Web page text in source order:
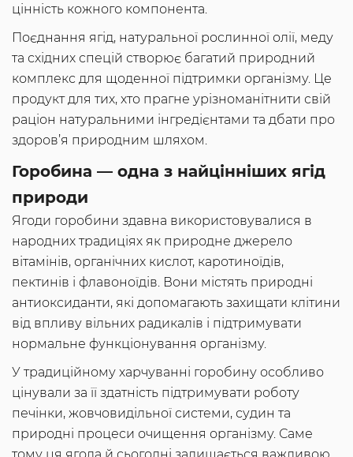
цінність кожного компонента.
Поєднання ягід, натуральної рослинної олії, меду
та східних спецій створює багатий природний
комплекс для щоденної підтримки організму. Це
продукт для тих, хто прагне урізноманітнити свій
раціон натуральними інгредієнтами та дбати про
здоров’я природним шляхом.
Горобина — одна з найцінніших ягід
природи
Ягоди горобини здавна використовувалися в
народних традиціях як природне джерело
вітамінів, органічних кислот, каротиноїдів,
пектинів і флавоноїдів. Вони містять природні
антиоксиданти, які допомагають захищати клітини
від впливу вільних радикалів і підтримувати
нормальне функціонування організму.
У традиційному харчуванні горобину особливо
цінували за її здатність підтримувати роботу
печінки, жовчовидільної системи, судин та
природні процеси очищення організму. Саме